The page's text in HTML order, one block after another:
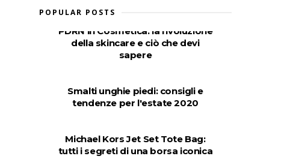
POPULAR POSTS
PDRN in Cosmetica: la rivoluzione
della skincare e ciò che devi
sapere
Smalti unghie piedi: consigli e
tendenze per l'estate 2020
Michael Kors Jet Set Tote Bag:
tutti i segreti di una borsa iconica